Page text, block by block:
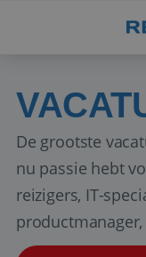
De grootste
nu passie hebt
reizigers, IT-